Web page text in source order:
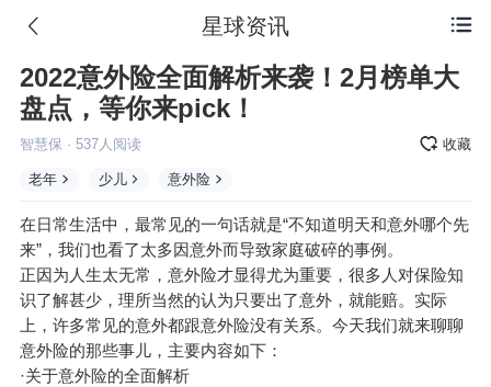
 星球资讯
2022意外险全面解析来袭！2月榜单大
盘点，等你来pick！
智慧保 · 537人阅读 收藏
老年 少儿 意外险
在日常生活中，最常见的一句话就是“不知道明天和意外哪个先
来”，我们也看了太多因意外而导致家庭破碎的事例。
正因为人生太无常，意外险才显得尤为重要，很多人对保险知
识了解甚少，理所当然的认为只要出了意外，就能赔。实际
上，许多常见的意外都跟意外险没有关系。今天我们就来聊聊
意外险的那些事儿，主要内容如下：
·关于意外险的全面解析